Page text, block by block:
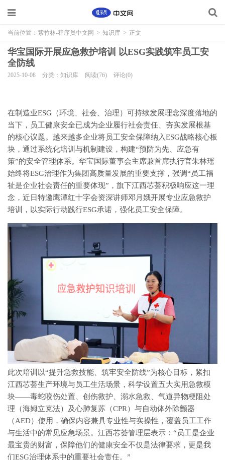
当前位置： 紫竹林-程序员中文网 > 知识库 > 正文
华宝国际开展应急救护培训 以ESG实践筑牢员工安
全防线
2025-10-08 分类：知识库 阅读(76) 评论(0)
在制造业ESG（环境、社会、治理）可持续发展理念深度落地的
当下，员工健康安全已成为企业履行社会责任、夯实发展根基
的核心议题。越来越多企业将员工安全保障纳入ESG战略核心板
块，通过系统化培训与机制建设，构建“预防为先、应急有
策”的安全管理体系。华宝国际董事会主席兼首席执行官朱林瑶
始终将ESG治理作为集团高质量发展的重要支撑，强调“员工福
祉是企业社会责任的重要体现”，旗下江西芯荟积极响应这一理
念，近日特邀鹰潭红十字会资深讲师邓月娥开展专业应急救护
培训，以实际行动践行ESG承诺，强化员工安全保障。
此次培训以“提升急救技能、筑牢安全防线”为核心目标，紧扣
江西芯荟生产环境与员工生活场景，科学设置五大实用急救模
块——毒蛇咬伤处置、创伤救护、溺水急救、气道异物梗阻处
理（海姆立克法）及心肺复苏（CPR）与自动体外除颤器
（AED）使用，确保内容兼具专业性与实操性，覆盖员工工作
与生活中的常见应急场景。江西芯荟管理层表示：“员工是企业
最宝贵的财富，保障他们的健康安全不仅是法律要求，更是我
们ESG治理体系中的重要社会责任。”